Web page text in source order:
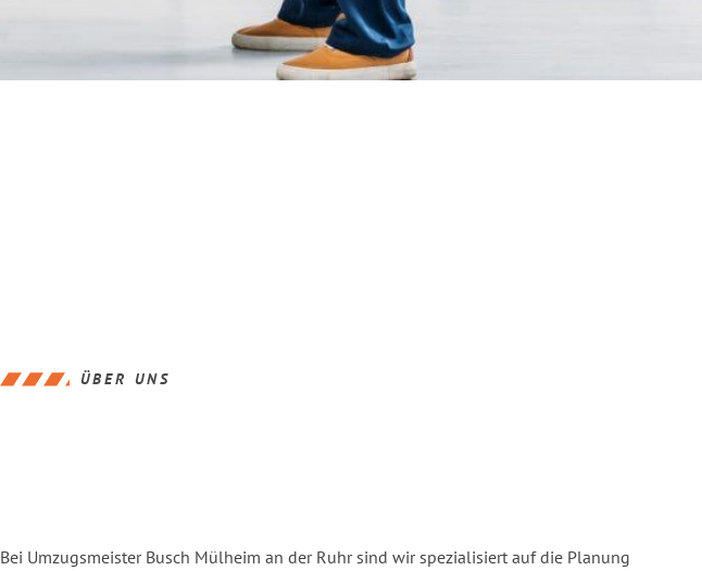
ÜBER UNS
Bei Umzugsmeister Busch Mülheim an der Ruhr sind wir spezialisiert auf die Planung